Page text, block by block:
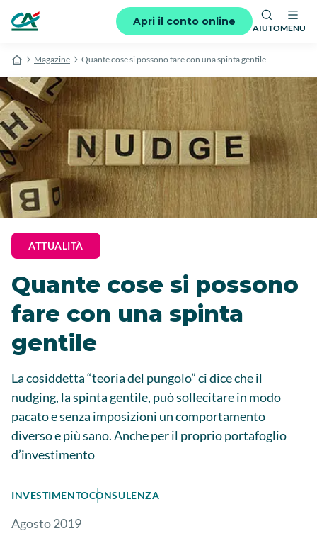
Apri il conto online
AIUTOMENU
Magazine Quante cose si possono fare con una spinta gentile
ATTUALITÀ
Quante cose si possono
fare con una spinta
gentile
La cosiddetta “teoria del pungolo” ci dice che il
nudging, la spinta gentile, può sollecitare in modo
pacato e senza imposizioni un comportamento
diverso e più sano. Anche per il proprio portafoglio
d’investimento
INVESTIMENTOCONSULENZA
Agosto 2019